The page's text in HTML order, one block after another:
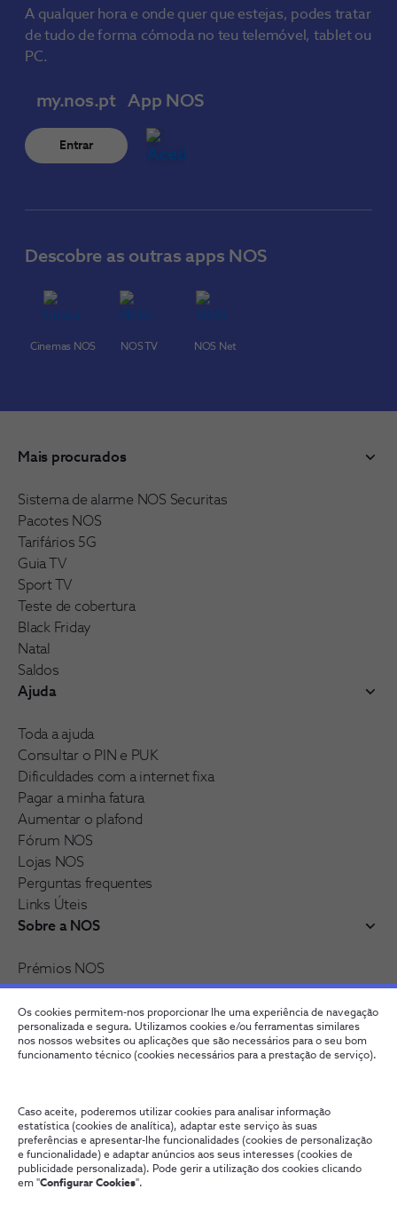
Os cookies permitem-nos proporcionar lhe uma experiência de navegação
personalizada e segura. Utilizamos cookies e/ou ferramentas similares
nos nossos websites ou aplicações que são necessários para o seu bom
funcionamento técnico (cookies necessários para a prestação de serviço).
Caso aceite, poderemos utilizar cookies para analisar informação
estatística (cookies de analítica), adaptar este serviço às suas
preferências e apresentar-lhe funcionalidades (cookies de personalização
e funcionalidade) e adaptar anúncios aos seus interesses (cookies de
publicidade personalizada). Pode gerir a utilização dos cookies clicando
em "Configurar Cookies".
A qualquer hora e onde quer que estejas, podes tratar
de tudo de forma cómoda no teu telemóvel, tablet ou
PC.
my.nos.pt
Entrar
App NOS
Descobre as outras apps NOS
Cinemas NOS NOS TV NOS Net
Mais procurados
Sistema de alarme NOS Securitas
Pacotes NOS
Tarifários 5G
Guia TV
Sport TV
Teste de cobertura
Black Friday
Natal
Saldos
Ajuda
Toda a ajuda
Consultar o PIN e PUK
Dificuldades com a internet fixa
Pagar a minha fatura
Aumentar o plafond
Fórum NOS
Lojas NOS
Perguntas frequentes
Links Úteis
Sobre a NOS
Prémios NOS
Reconhecimentos e distinções
Recrutamento
Fale connoscoPolítica de Privacidade